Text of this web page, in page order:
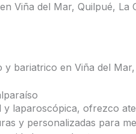
Viña del Mar, Quilpué, La
y bariatrico en Viña del
laparoscópica, ofrezco
y personalizadas para